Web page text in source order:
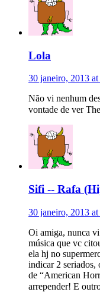
Lola
30 janeiro, 2013
Não vi nenhum
vontade de ver
Sifi -- Rafa
30 janeiro, 2013 at
Oi amiga, nunca
música que vc
ela hj no
indicar 2 seriados,
de “American
arrepender! E